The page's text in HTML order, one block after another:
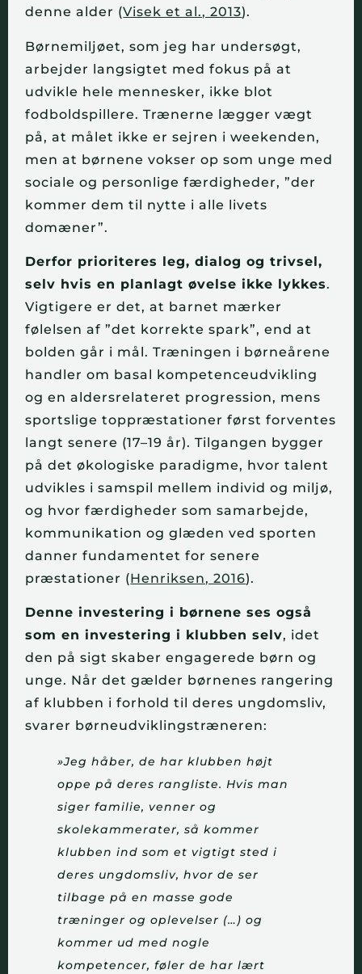
denne alder (Visek et al., 2013).
Børnemiljøet, som jeg har undersøgt,
arbejder langsigtet med fokus på at
udvikle hele mennesker, ikke blot
fodboldspillere. Trænerne lægger vægt
på, at målet ikke er sejren i weekenden,
men at børnene vokser op som unge med
sociale og personlige færdigheder, ”der
kommer dem til nytte i alle livets
domæner”.
Derfor prioriteres leg, dialog og trivsel,
selv hvis en planlagt øvelse ikke lykkes.
Vigtigere er det, at barnet mærker
følelsen af ”det korrekte spark”, end at
bolden går i mål. Træningen i børneårene
handler om basal kompetenceudvikling
og en aldersrelateret progression, mens
sportslige toppræstationer først forventes
langt senere (17–19 år). Tilgangen bygger
på det økologiske paradigme, hvor talent
udvikles i samspil mellem individ og miljø,
og hvor færdigheder som samarbejde,
kommunikation og glæden ved sporten
danner fundamentet for senere
præstationer (Henriksen, 2016).
Denne investering i børnene ses også
som en investering i klubben selv, idet
den på sigt skaber engagerede børn og
unge. Når det gælder børnenes rangering
af klubben i forhold til deres ungdomsliv,
svarer børneudviklingstræneren:
»Jeg håber, de har klubben højt
oppe på deres rangliste. Hvis man
siger familie, venner og
skolekammerater, så kommer
klubben ind som et vigtigt sted i
deres ungdomsliv, hvor de ser
tilbage på en masse gode
træninger og oplevelser (…) og
kommer ud med nogle
kompetencer, føler de har lært